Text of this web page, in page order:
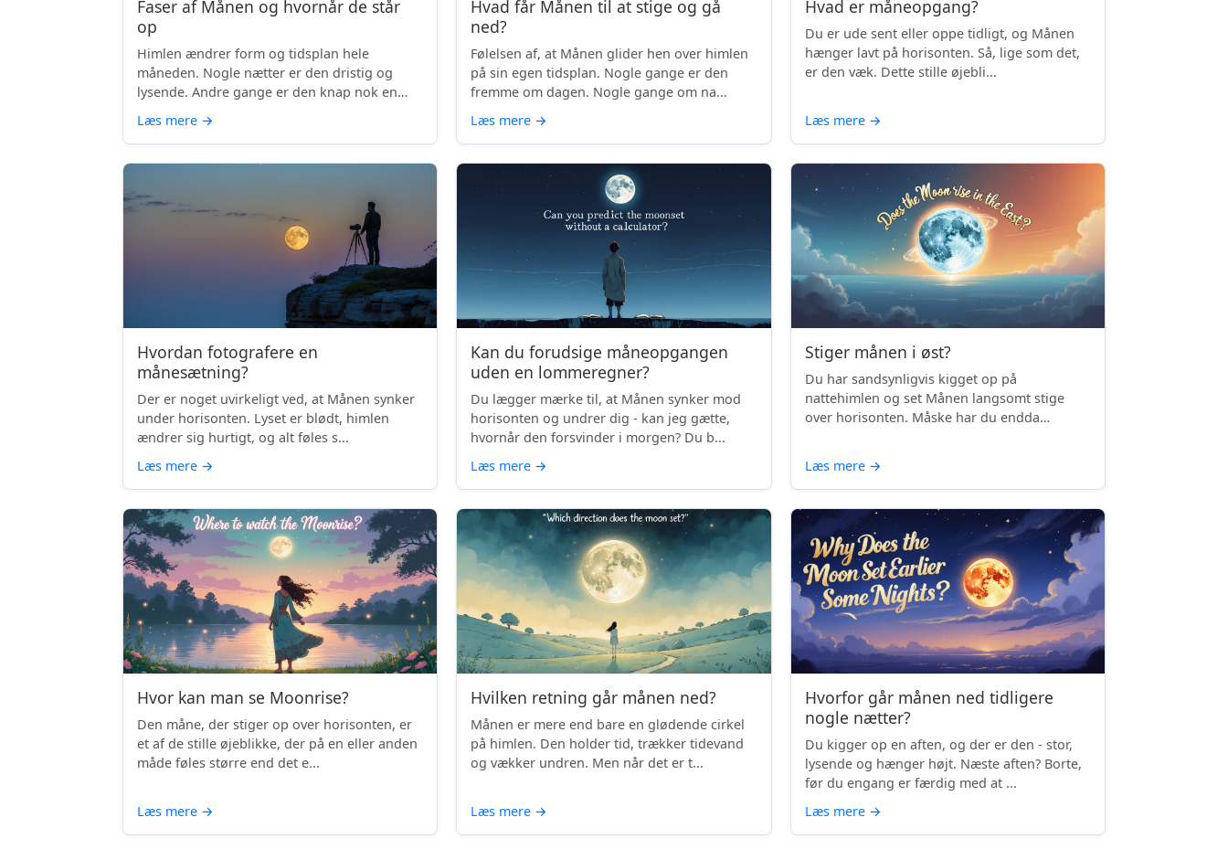
Faser af Månen og hvornår de står
op
Himlen ændrer form og tidsplan hele
måneden. Nogle nætter er den dristig og
lysende. Andre gange er den knap nok en
Læs mere →
Hvad får Månen til at stige og gå
ned?
Følelsen af, at Månen glider hen over himlen
på sin egen tidsplan. Nogle gange er den
fremme om dagen. Nogle gange om na...
Læs mere →
Hvad er måneopgang?
Du er ude sent eller oppe tidligt, og Månen
hænger lavt på horisonten. Så, lige som det,
er den væk. Dette stille øjebli...
Læs mere →
Hvordan fotografere en
månesætning?
Der er noget uvirkeligt ved, at Månen synker
under horisonten. Lyset er blødt, himlen
ændrer sig hurtigt, og alt føles s...
Læs mere →
Kan du forudsige måneopgangen
uden en lommeregner?
Du lægger mærke til, at Månen synker mod
horisonten og undrer dig - kan jeg gætte,
hvornår den forsvinder i morgen? Du b...
Læs mere →
Stiger månen i øst?
Du har sandsynligvis kigget op på
nattehimlen og set Månen langsomt stige
over horisonten. Måske har du endda
Læs mere →
Hvor kan man se Moonrise?
Den måne, der stiger op over horisonten, er
et af de stille øjeblikke, der på en eller anden
måde føles større end det e...
Læs mere →
Hvilken retning går månen ned?
Månen er mere end bare en glødende cirkel
på himlen. Den holder tid, trækker tidevand
og vækker undren. Men når det er t...
Læs mere →
Hvorfor går månen ned tidligere
nogle nætter?
Du kigger op en aften, og der er den - stor,
lysende og hænger højt. Næste aften? Borte,
før du engang er færdig med at ...
Læs mere →